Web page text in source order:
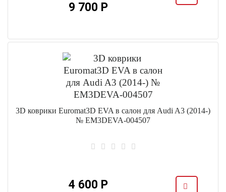
9 700 Р
3D коврики Euromat3D EVA в салон для Audi A3 (2014-)
№ EM3DEVA-004507
4 600 Р